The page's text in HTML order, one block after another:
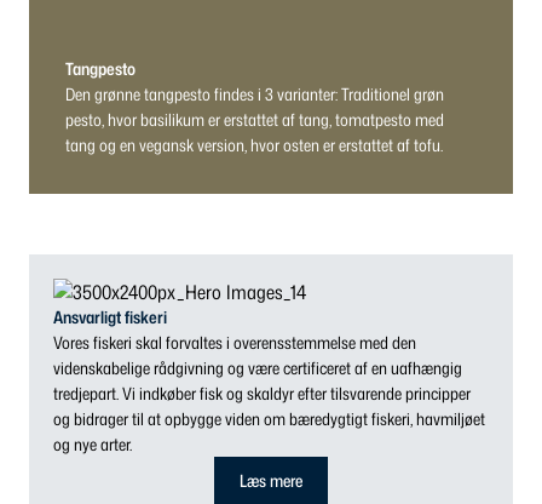
Tangpesto
Den grønne tangpesto findes i 3 varianter: Traditionel grøn
pesto, hvor basilikum er erstattet af tang, tomatpesto med
tang og en vegansk version, hvor osten er erstattet af tofu.
Ansvarligt fiskeri
Vores fiskeri skal forvaltes i overensstemmelse med den
videnskabelige rådgivning og være certificeret af en uafhængig
tredjepart. Vi indkøber fisk og skaldyr efter tilsvarende principper
og bidrager til at opbygge viden om bæredygtigt fiskeri, havmiljøet
og nye arter.
Læs mere